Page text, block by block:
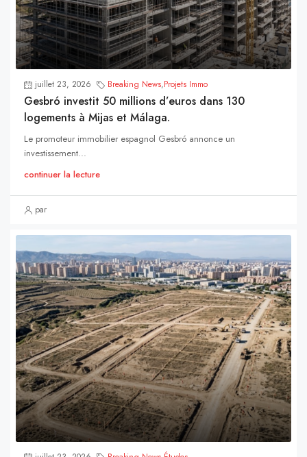
juillet 23, 2026 Breaking News,Projets Immo
Gesbró investit 50 millions d’euros dans 130
logements à Mijas et Málaga.
Le promoteur immobilier espagnol Gesbró annonce un
investissement...
continuer la lecture
par